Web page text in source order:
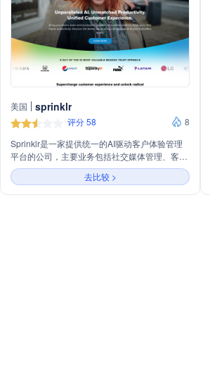
美国 sprinklr
评分 58
8
Sprinklr是一家提供统一的AI驱动客户体验管理
平台的公司，主要业务包括社交媒体管理、客户
服务、市场洞察和营销解决方案。通过其平台，
Sprinklr帮助企业实现跨渠道的客户互动和数据
整合，提升客户体验和业务效率。
去比较 >